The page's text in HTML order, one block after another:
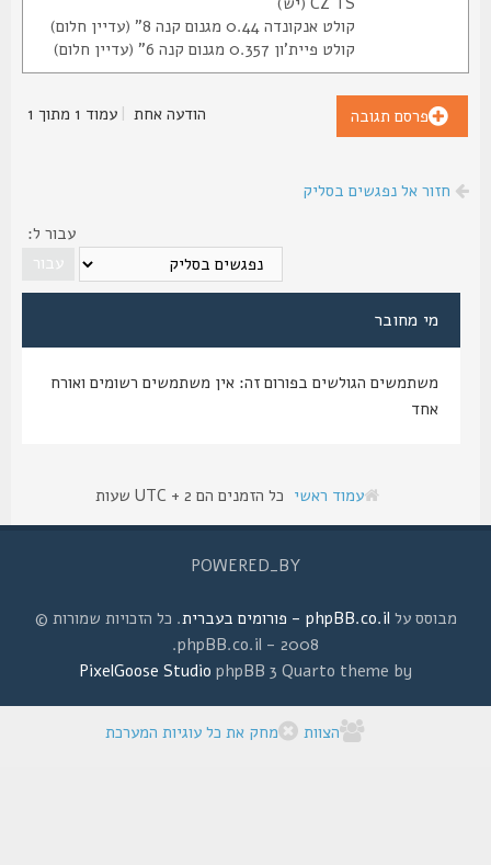
קולט אנקונדה 0.44 מגנום קנה 8" (עדיין חלום)
קולט פיית'ון 0.357 מגנום קנה 6" (עדיין חלום)
פרסם תגובה הודעה אחת |עמוד1מתוך1
חזור אל נפגשים בסליק
עבור ל:
מי מחובר
משתמשים הגולשים בפורום זה: אין משתמשים רשומים ואורח
עמוד ראשי כל הזמנים הם UTC + 2 שעות
POWERED_BY
מבוסס עלphpBB.co.il - פורומים בעברית
. כל הזכויות שמורות ©
2008 - phpBB.co.il.
phpBB 3 Quarto theme by
PixelGoose Studio
הצוות מחק את כל עוגיות המערכת